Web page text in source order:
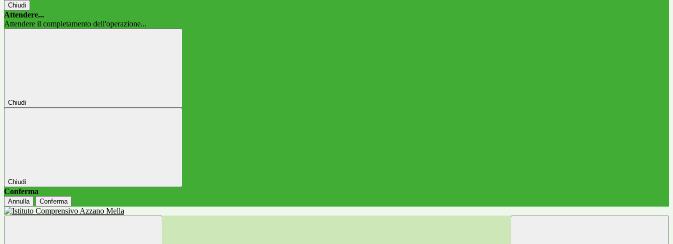
Chiudi
Attendere...
Attendere il completamento dell'operazione...
Chiudi
Chiudi
Conferma
Annulla Conferma